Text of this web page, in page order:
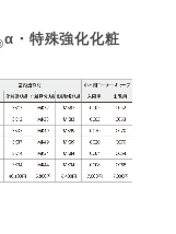
α・特殊強化化粧